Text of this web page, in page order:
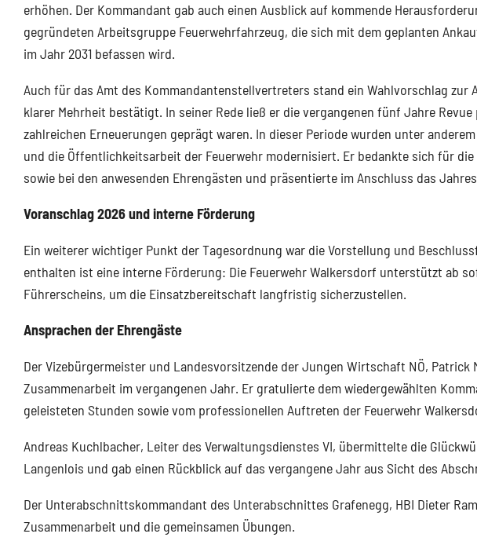
erhöhen. Der Kommandant gab auch einen Ausblick auf kommende
gegründeten Arbeitsgruppe Feuerwehrfahrzeug, die sich mit dem geplanten
im Jahr 2031 befassen wird.
Auch für das Amt des Kommandantenstellvertreters stand ein Wahlvorschlag zur
klarer Mehrheit bestätigt. In seiner Rede ließ er die vergangenen fünf Jahre
zahlreichen Erneuerungen geprägt waren. In dieser Periode wurden unter
und die Öffentlichkeitsarbeit der Feuerwehr modernisiert. Er bedankte sich für
sowie bei den anwesenden Ehrengästen und präsentierte im Anschluss das
Voranschlag 2026 und interne Förderung
Ein weiterer wichtiger Punkt der Tagesordnung war die Vorstellung und
enthalten ist eine interne Förderung: Die Feuerwehr Walkersdorf unterstützt ab
Führerscheins, um die Einsatzbereitschaft langfristig sicherzustellen.
Ansprachen der Ehrengäste
Der Vizebürgermeister und Landesvorsitzende der Jungen Wirtschaft NÖ, Patrick
Zusammenarbeit im vergangenen Jahr. Er gratulierte dem wiedergewählten
geleisteten Stunden sowie vom professionellen Auftreten der Feuerwehr
Andreas Kuchlbacher, Leiter des Verwaltungsdienstes VI, übermittelte die
Langenlois und gab einen Rückblick auf das vergangene Jahr aus Sicht des
Der Unterabschnittskommandant des Unterabschnittes Grafenegg, HBI Dieter
Zusammenarbeit und die gemeinsamen Übungen.